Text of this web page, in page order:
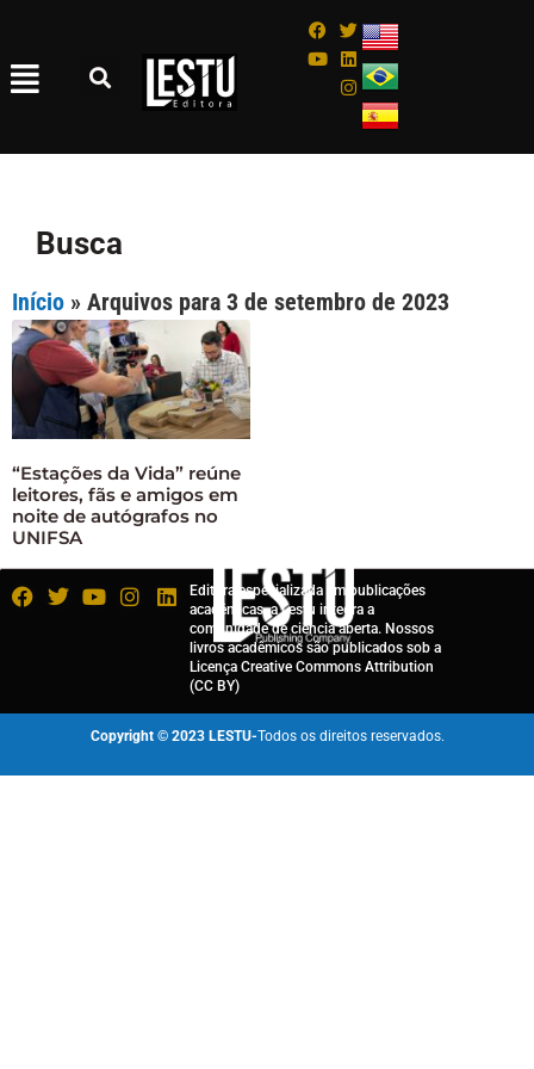
Busca
Início » Arquivos para 3 de setembro de 2023
“Estações da Vida” reúne
leitores, fãs e amigos em
noite de autógrafos no
UNIFSA
Editora especializada em publicações
acadêmicas, a Lestu integra a
comunidade de ciência aberta. Nossos
livros acadêmicos são publicados sob a
Licença Creative Commons Attribution
(CC BY)
Copyright © 2023 LESTU-Todos os direitos reservados.